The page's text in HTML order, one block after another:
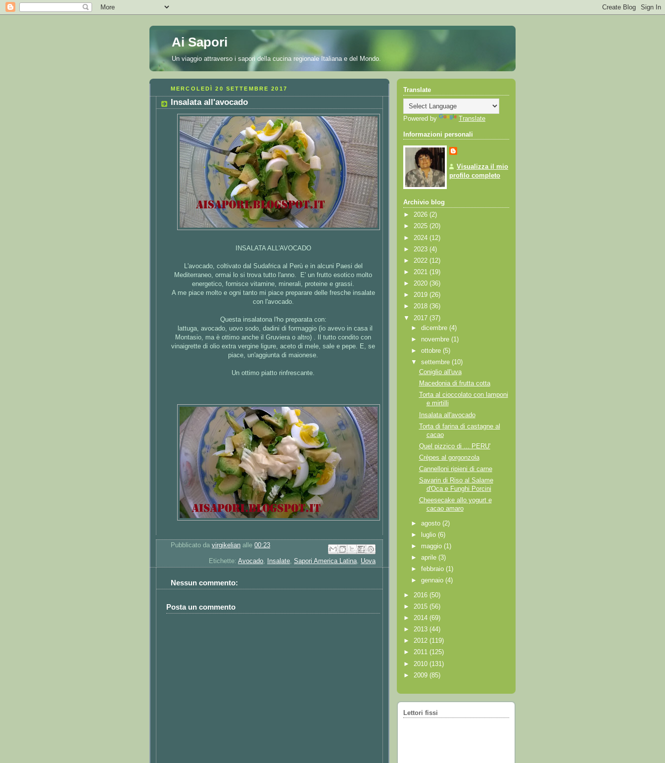
Ai Sapori
Un viaggio attraverso i sapori della cucina regionale Italiana e del Mondo.
MERCOLEDÌ 20 SETTEMBRE 2017
Insalata all'avocado
INSALATA ALL'AVOCADO
L'avocado, coltivato dal Sudafrica al Perù e in alcuni Paesi del
Mediterraneo, ormai lo si trova tutto l'anno. E' un frutto esotico molto
energetico, fornisce vitamine, minerali, proteine e grassi.
A me piace molto e ogni tanto mi piace preparare delle fresche insalate
con l'avocado.
Questa insalatona l'ho preparata con:
lattuga, avocado, uovo sodo, dadini di formaggio (io avevo in casa il
Montasio, ma è ottimo anche il Gruviera o altro) . Il tutto condito con
vinaigrette di olio extra vergine ligure, aceto di mele, sale e pepe. E, se
piace, un'aggiunta di maionese.
Un ottimo piatto rinfrescante.
Pubblicato da virgikelian alle 00:23 Invia tramite email
Postalo sul blog
Condividi su X
Condividi su Facebook
Condividi su Pinterest
Etichette: Avocado Insalate Sapori America Latina Uova
Nessun commento:
Posta un commento
Translate
Powered by Translate
Informazioni personali
Visualizza il mio
profilo completo
Archivio blog
► 2026 (2)
► 2025 (20)
► 2024 (12)
► 2023 (4)
► 2022 (12)
► 2021 (19)
► 2020 (36)
► 2019 (26)
► 2018 (36)
▼ 2017 (37)
►dicembre(4)
► novembre(1)
►ottobre(5)
▼settembre(10)
Coniglio all'uva
Macedonia di frutta cotta
Torta al cioccolato con lamponi
e mirtilli
Insalata all'avocado
Torta di farina di castagne al
cacao
Quel pizzico di ... PERU'
Crèpes al gorgonzola
Cannelloni ripieni di carne
Savarin di Riso al Salame
d'Oca e Funghi Porcini
Cheesecake allo yogurt e
cacao amaro
►agosto(2)
►
luglio(6)
► maggio(1)
►aprile(3)
►febbraio(1)
►gennaio(4)
► 2016 (50)
► 2015 (56)
► 2014 (69)
► 2013 (44)
► 2012 (119)
► 2011 (125)
► 2010 (131)
► 2009 (85)
Lettori fissi